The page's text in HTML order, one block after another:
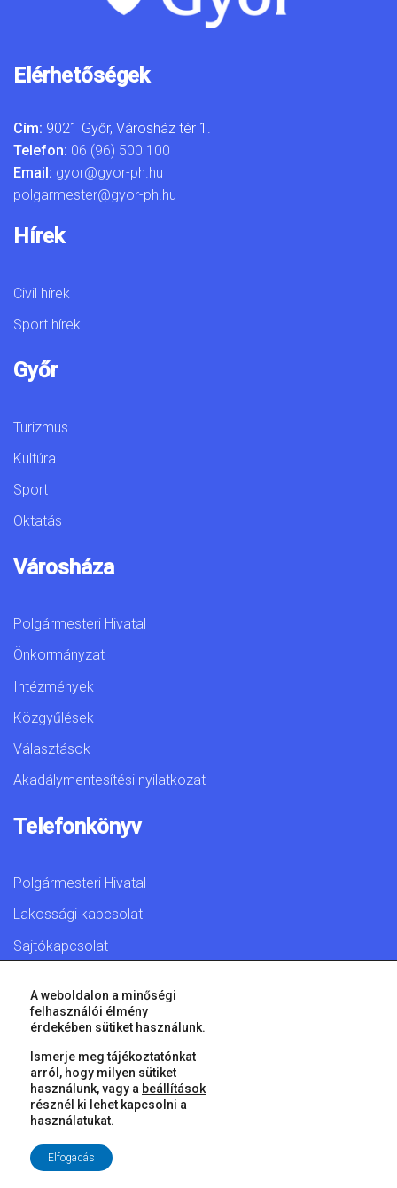
Elérhetőségek
Cím: 9021 Győr, Városház tér 1.
Telefon: 06 (96) 500 100
Email: gyor@gyor-ph.hu
polgarmester@gyor-ph.hu
Hírek
Civil hírek
Sport hírek
Győr
Turizmus
Kultúra
Sport
Oktatás
Városháza
Polgármesteri Hivatal
Önkormányzat
Intézmények
Közgyűlések
Választások
Akadálymentesítési nyilatkozat
Telefonkönyv
Polgármesteri Hivatal
Lakossági kapcsolat
Sajtókapcsolat
© 2026 Győr Megyei Jogú Város • Minden jog fenntartva!
A weboldalon a minőségi
felhasználói élmény
érdekében sütiket használunk.
Ismerje meg tájékoztatónkat
arról, hogy milyen sütiket
használunk, vagy a beállítások
résznél ki lehet kapcsolni a
használatukat.
Elfogadás